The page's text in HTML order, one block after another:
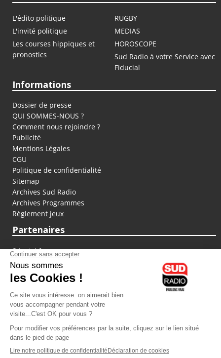
L'édito politique
RUGBY
L'invité politique
MEDIAS
Les courses hippiques et
pronostics
HOROSCOPE
Sud Radio à votre Service avec
Fiducial
Informations
Dossier de presse
QUI SOMMES-NOUS ?
Comment nous rejoindre ?
Publicité
Mentions Légales
CGU
Politique de confidentialité
Sitemap
Archives Sud Radio
Archives Programmes
Règlement jeux
Partenaires
fiducial.fr
lyoncapitale.fr
olympique-et-lyonnais.com
L'application Iphone / Android
Téléchargez l'application
Les cookies